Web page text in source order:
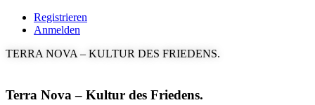
Registrieren
Anmelden
TERRA NOVA – KULTUR DES FRIEDENS.
Terra Nova – Kultur des Friedens.